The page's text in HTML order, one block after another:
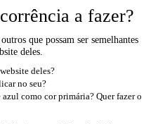
a fazer?
que possam ser semelhantes
deles.
deles?
no seu?
como cor primária? Quer fazer o